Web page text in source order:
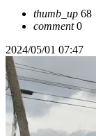
thumb_up 68
comment0
2024/05/01 07:47